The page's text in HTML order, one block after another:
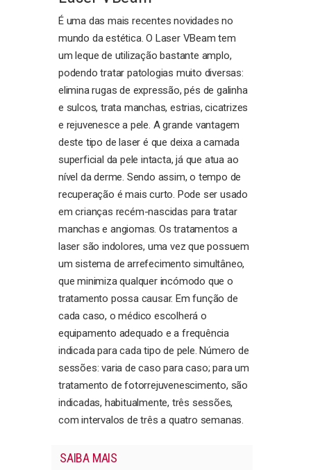
É uma das mais recentes novidades no
mundo da estética. O Laser VBeam tem
um leque de utilização bastante amplo,
podendo tratar patologias muito diversas:
elimina rugas de expressão, pés de galinha
e sulcos, trata manchas, estrias, cicatrizes
e rejuvenesce a pele. A grande vantagem
deste tipo de laser é que deixa a camada
superficial da pele intacta, já que atua ao
nível da derme. Sendo assim, o tempo de
recuperação é mais curto. Pode ser usado
em crianças recém-nascidas para tratar
manchas e angiomas. Os tratamentos a
laser são indolores, uma vez que possuem
um sistema de arrefecimento simultâneo,
que minimiza qualquer incómodo que o
tratamento possa causar. Em função de
cada caso, o médico escolherá o
equipamento adequado e a frequência
indicada para cada tipo de pele. Número de
sessões: varia de caso para caso; para um
tratamento de fotorrejuvenescimento, são
indicadas, habitualmente, três sessões,
com intervalos de três a quatro semanas.
SAIBA MAIS